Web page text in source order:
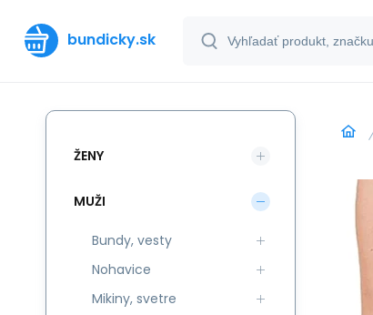
bundicky.sk
ŽENY
MUŽI
Bundy, vesty
Nohavice
Mikiny, svetre